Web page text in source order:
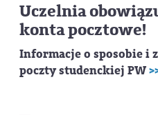
Uczelnia
konta pocztowe!
Informacje o sposobie i
poczty studenckiej PW